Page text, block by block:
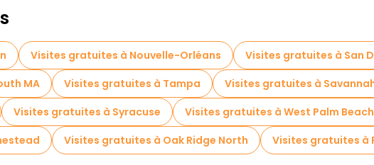
Visites gratuites à Nouvelle-Orléans
Visites gratuites à San
MA Visites gratuites à Tampa
Visites gratuites à
Visites gratuites à Syracuse
Visites gratuites à West Palm Beach
Visites gratuites à Oak Ridge North Visites gratuites à